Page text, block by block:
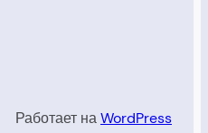
Работает наWordPress